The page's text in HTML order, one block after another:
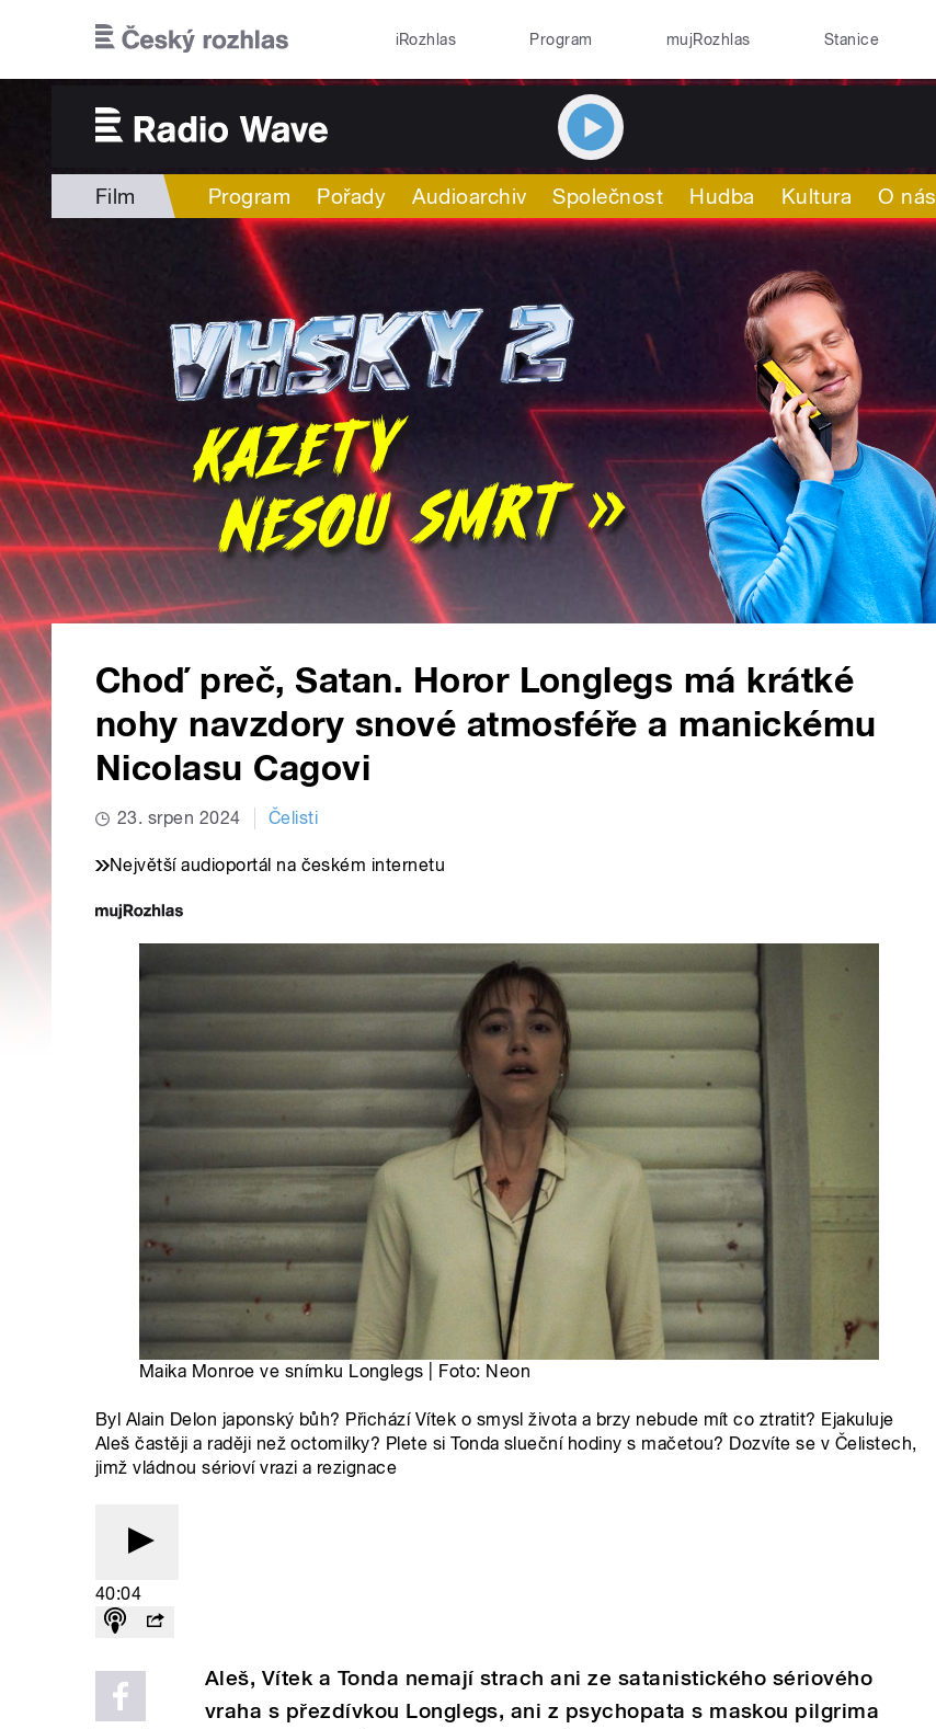
iRozhlas Program mujRozhlas Stanice
Film Program Pořady Audioarchiv Společnost Hudba Kultura O nás
Choď preč, Satan. Horor Longlegs má krátké
nohy navzdory snové atmosféře a manickému
Nicolasu Cagovi
23. srpen 2024 Čelisti
Největší audioportál na českém internetu
Maika Monroe ve snímku Longlegs | Foto: Neon
Byl Alain Delon japonský bůh? Přichází Vítek o smysl života a brzy nebude mít co ztratit? Ejakuluje
Aleš častěji a raději než octomilky? Plete si Tonda slueční hodiny s mačetou? Dozvíte se v Čelistech,
jimž vládnou sérioví vrazi a rezignace
40:04
Aleš, Vítek a Tonda nemají strach ani ze satanistického sériového
vraha s přezdívkou Longlegs, ani z psychopata s maskou pilgrima